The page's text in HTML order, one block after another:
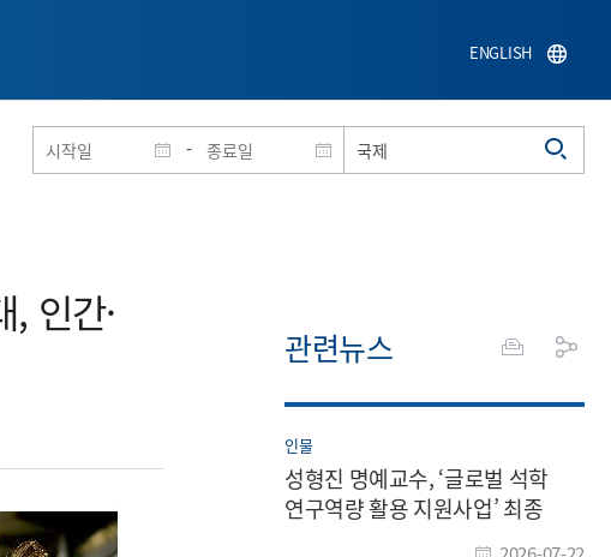
홈페이지 통합검색
-
ENGLISH
인간·
관련뉴스
인물
성형진 명예교수, ‘글로벌 석학
연구역량 활용 지원사업’ 최종